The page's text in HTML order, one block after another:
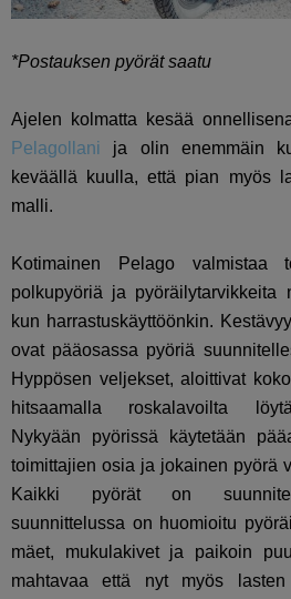
*Postauksen pyörät saatu
Ajelen kolmatta kesää
Pelagollani ja olin enemmäin
keväällä kuulla, että pian myös
malli.
Kotimainen Pelago valmistaa
polkupyöriä ja pyöräilytarvikkeita
kun harrastuskäyttöönkin.
ovat pääosassa pyöriä
Hyppösen veljekset, aloittivat
hitsaamalla roskalavoilta
Nykyään pyörissä käytetään
toimittajien osia ja jokainen pyörä
Kaikki pyörät on
suunnittelussa on huomioitu
mäet, mukulakivet ja paikoin
mahtavaa että nyt myös